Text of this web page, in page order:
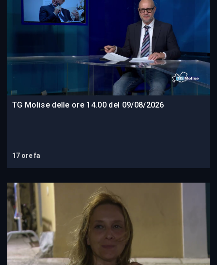
TG Molise delle ore 14.00 del 09/08/2026
17 ore fa